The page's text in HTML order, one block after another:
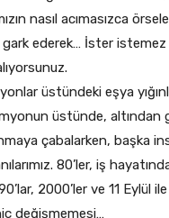
nasıl acımasızca
ederek… İster
üstündeki eşya
üstünde, altından
çabalarken, başka
80’ler, iş
2000’ler ve 11 Eylül
değişmemesi…